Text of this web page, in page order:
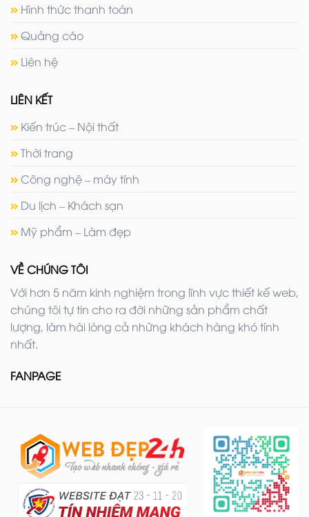
Hình thức thanh toán
Quảng cáo
Liên hệ
LIÊN KẾT
Kiến trúc – Nội thất
Thời trang
Công nghệ – máy tính
Du lịch – Khách sạn
Mỹ phẩm – Làm đẹp
VỀ CHÚNG TÔI
Với hơn 5 năm kinh nghiệm trong lĩnh vực thiết kế web,
chúng tôi tự tin cho ra đời những sản phẩm chất
lượng, làm hài lòng cả những khách hàng khó tính
nhất.
FANPAGE